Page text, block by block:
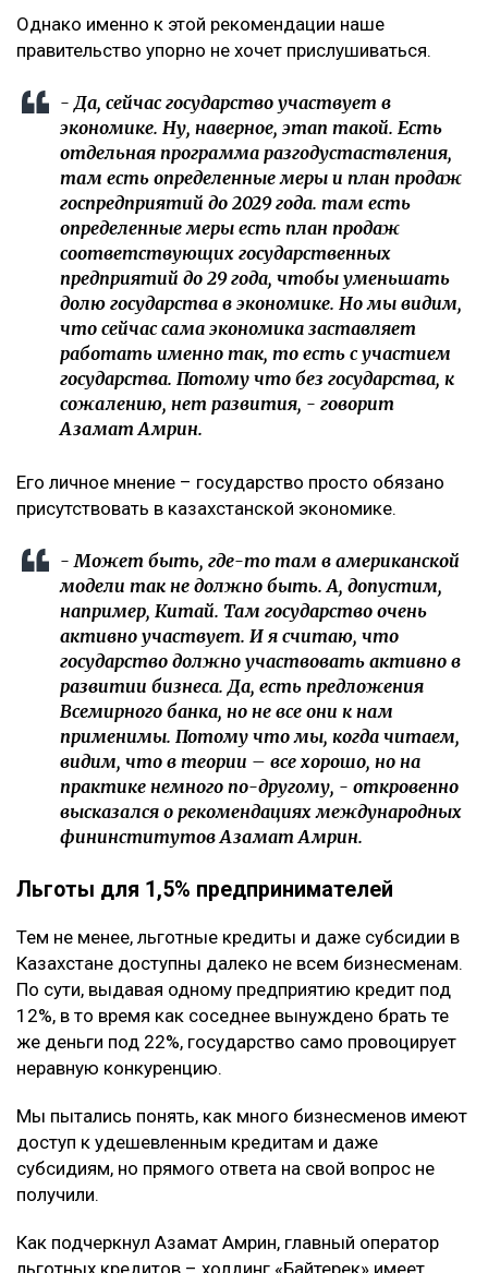
Однако именно к этой рекомендации наше
правительство упорно не хочет прислушиваться.
- Да, сейчас государство участвует в
экономике. Ну, наверное, этап такой. Есть
отдельная программа разгодустаствления,
там есть определенные меры и план продаж
госпредприятий до 2029 года. там есть
определенные меры есть план продаж
соответствующих государственных
предприятий до 29 года, чтобы уменьшать
долю государства в экономике. Но мы видим,
что сейчас сама экономика заставляет
работать именно так, то есть с участием
государства. Потому что без государства, к
сожалению, нет развития, - говорит
Азамат Амрин.
Его личное мнение – государство просто обязано
присутствовать в казахстанской экономике.
- Может быть, где-то там в американской
модели так не должно быть. А, допустим,
например, Китай. Там государство очень
активно участвует. И я считаю, что
государство должно участвовать активно в
развитии бизнеса. Да, есть предложения
Всемирного банка, но не все они к нам
применимы. Потому что мы, когда читаем,
видим, что в теории – все хорошо, но на
практике немного по-другому, - откровенно
высказался о рекомендациях международных
фининститутов Азамат Амрин.
Льготы для 1,5% предпринимателей
Тем не менее, льготные кредиты и даже субсидии в
Казахстане доступны далеко не всем бизнесменам.
По сути, выдавая одному предприятию кредит под
12%, в то время как соседнее вынуждено брать те
же деньги под 22%, государство само провоцирует
неравную конкуренцию.
Мы пытались понять, как много бизнесменов имеют
доступ к удешевленным кредитам и даже
субсидиям, но прямого ответа на свой вопрос не
получили.
Как подчеркнул Азамат Амрин, главный оператор